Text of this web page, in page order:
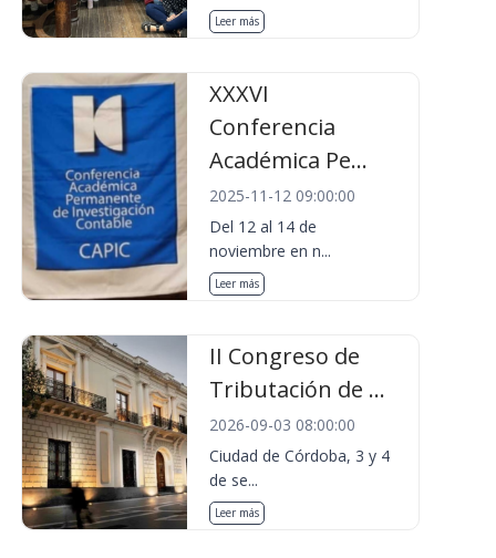
Leer más
XXXVI
Conferencia
Académica Pe...
2025-11-12 09:00:00
Del 12 al 14 de
noviembre en n...
Leer más
II Congreso de
Tributación de ...
2026-09-03 08:00:00
Ciudad de Córdoba, 3 y 4
de se...
Leer más